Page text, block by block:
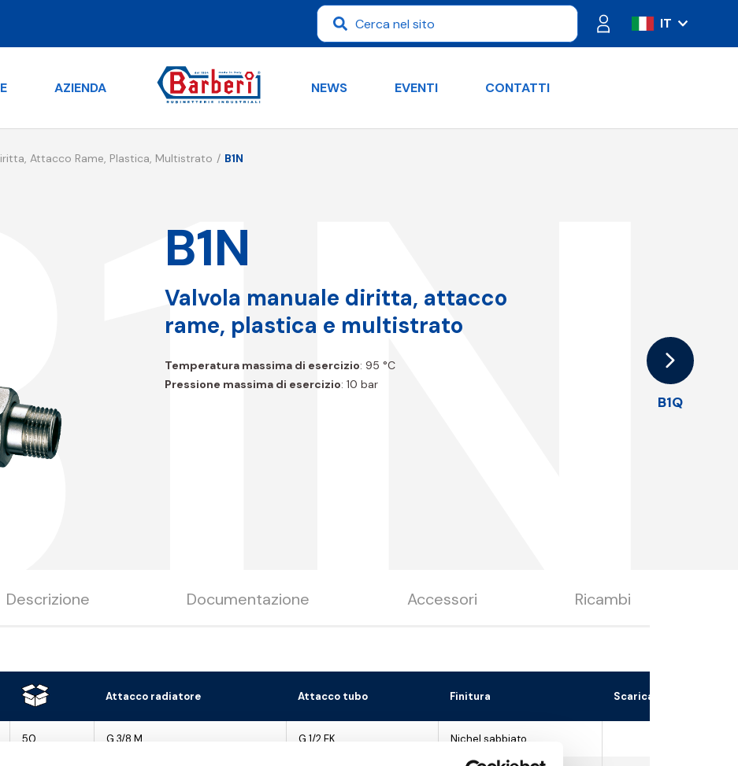
IT
ES
DE
AZIENDA NEWS EVENTI CONTATTI
Attacco Rame, Plastica, Multistrato B1N
B1Q
B1N
Valvola manuale diritta, attacco
rame, plastica e multistrato
Temperatura massima di esercizio: 95 °C
Pressione massima di esercizio: 10 bar
Descrizione Documentazione Accessori Ricambi
Attacco radiatore Attacco tubo Finitura Scarica il file 3D
50 G 3/8 M G 1/2 EK Nichel sabbiato